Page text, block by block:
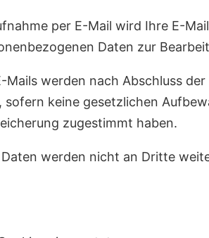
per E-Mail wird Ihre E-
Daten zur
Mails werden nach Abschluss
sofern keine gesetzlichen
zugestimmt haben.
werden nicht an Dritte